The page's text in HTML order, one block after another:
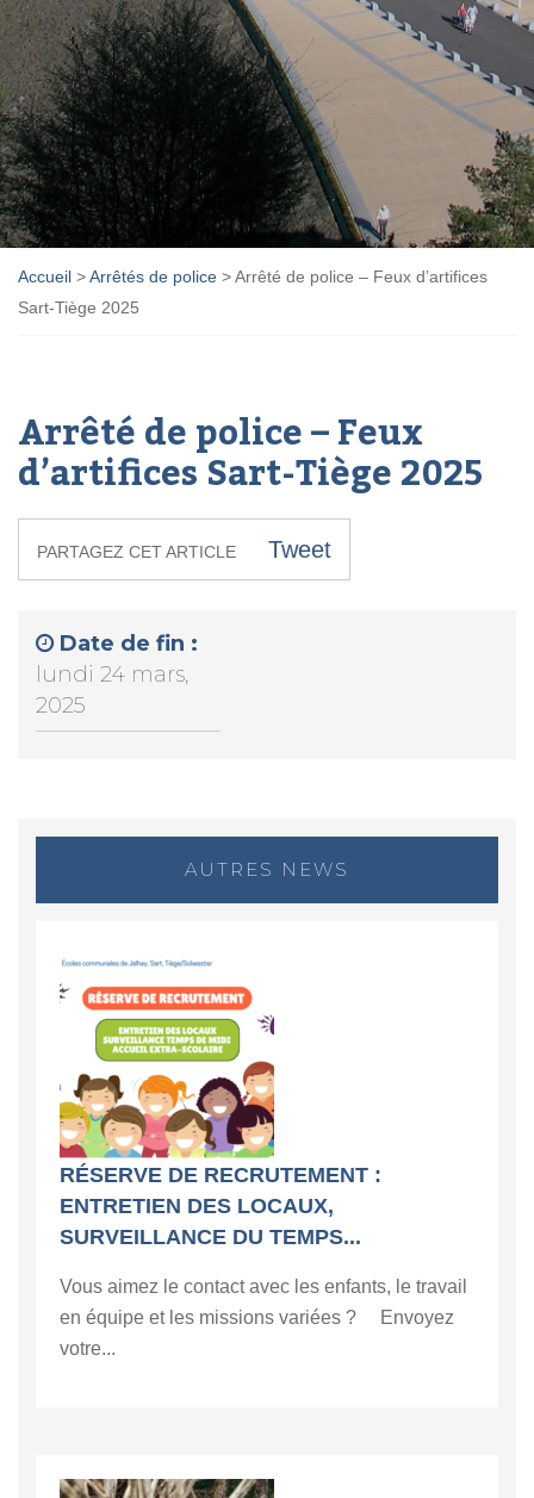
Accueil >Arrêtés de police >Arrêté de police – Feux d’artifices
Sart-Tiège 2025
Arrêté de police – Feux
d’artifices Sart-Tiège 2025
PARTAGEZ CET ARTICLE Tweet
Date de fin :
lundi 24 mars,
2025
AUTRES NEWS
RÉSERVE DE RECRUTEMENT :
ENTRETIEN DES LOCAUX,
SURVEILLANCE DU TEMPS...
Vous aimez le contact avec les enfants, le travail
en équipe et les missions variées ? Envoyez
votre...